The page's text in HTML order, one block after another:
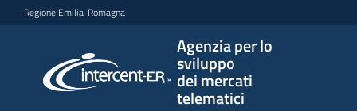
Vai al contenuto
Vai alla navigazione
Vai al footer
Regione Emilia-Romagna
Agenzia per lo
sviluppo
dei mercati
telematici
per lo
sviluppo